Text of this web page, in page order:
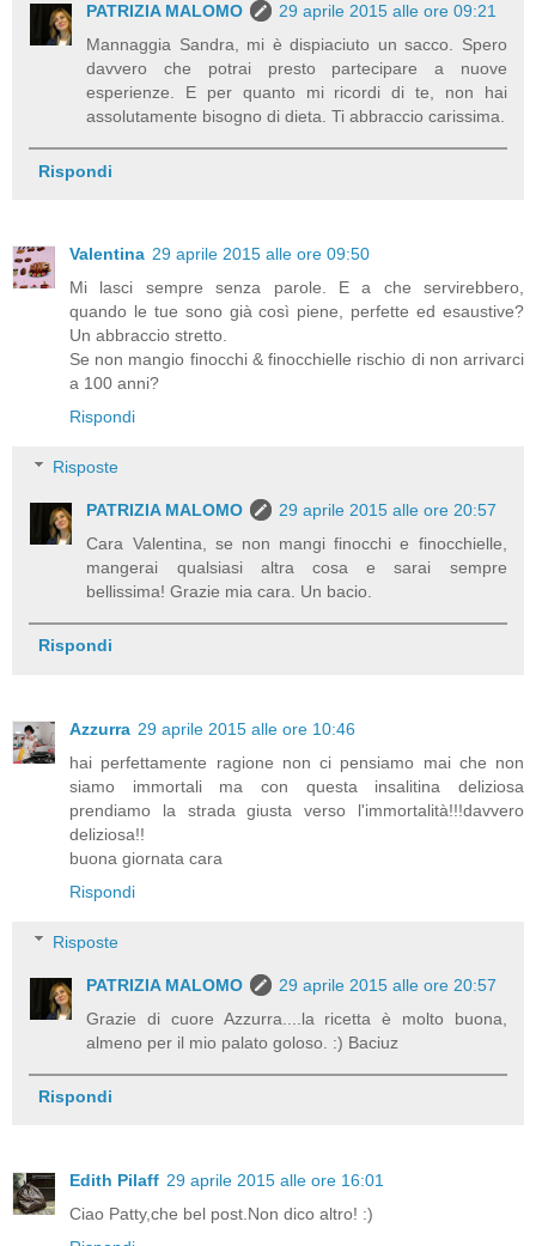
PATRIZIA MALOMO
29 aprile 2015 alle ore 09:21
Mannaggia Sandra, mi è dispiaciuto un sacco. Spero
davvero che potrai presto partecipare a nuove
esperienze. E per quanto mi ricordi di te, non hai
assolutamente bisogno di dieta. Ti abbraccio carissima.
Rispondi
Valentina 29 aprile 2015 alle ore 09:50
Mi lasci sempre senza parole. E a che servirebbero,
quando le tue sono già così piene, perfette ed esaustive?
Un abbraccio stretto.
Se non mangio finocchi & finocchielle rischio di non arrivarci
a 100 anni?
Rispondi
Risposte
PATRIZIA MALOMO
29 aprile 2015 alle ore 20:57
Cara Valentina, se non mangi finocchi e finocchielle,
mangerai qualsiasi altra cosa e sarai sempre
bellissima! Grazie mia cara. Un bacio.
Rispondi
Azzurra 29 aprile 2015 alle ore 10:46
hai perfettamente ragione non ci pensiamo mai che non
siamo immortali ma con questa insalitina deliziosa
prendiamo la strada giusta verso l'immortalità!!!davvero
deliziosa!!
buona giornata cara
Rispondi
Risposte
PATRIZIA MALOMO
29 aprile 2015 alle ore 20:57
Grazie di cuore Azzurra....la ricetta è molto buona,
almeno per il mio palato goloso. :) Baciuz
Rispondi
Edith Pilaff 29 aprile 2015 alle ore 16:01
Ciao Patty,che bel post.Non dico altro! :)